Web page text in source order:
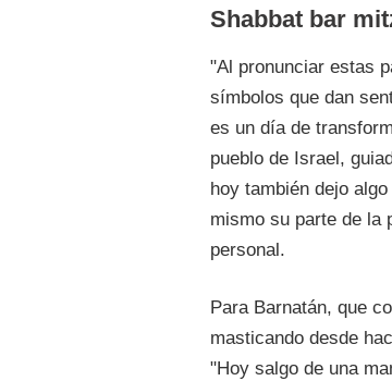
Shabbat bar
"Al pronunciar estas
símbolos que dan
es un día de
pueblo de Israel,
hoy también dejo
mismo su parte de la
personal.
Para Barnatán, que
masticando desde
"Hoy salgo de una